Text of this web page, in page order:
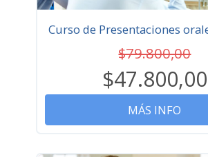
Curso de Presentaciones
$79.800,00
$47.800,00
MÁS INFO